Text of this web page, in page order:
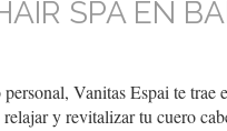
SPA EN
Vanitas Espai te
y revitalizar tu cuero